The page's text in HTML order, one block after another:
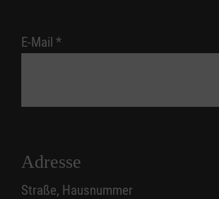
E-Mail *
Adresse
Straße, Hausnummer